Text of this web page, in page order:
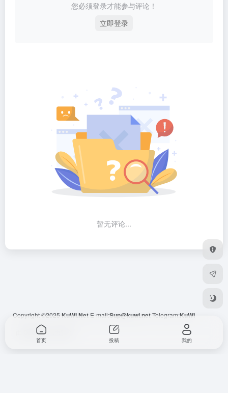
您必须登录才能参与评论！
立即登录
暂无评论...
Copyright ©2025 KuWi.Net E-mail:Sup@kuwi.netTelegram:KuWi
OneNav
首页 投稿 我的